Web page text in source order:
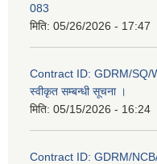
083
मिति: 05/26/2026 - 17:47
Contract ID: GDRM/SQ/
स्वीकृत सम्बन्धी सूचना ।
मिति: 05/15/2026 - 16:24
Contract ID: GDRM/